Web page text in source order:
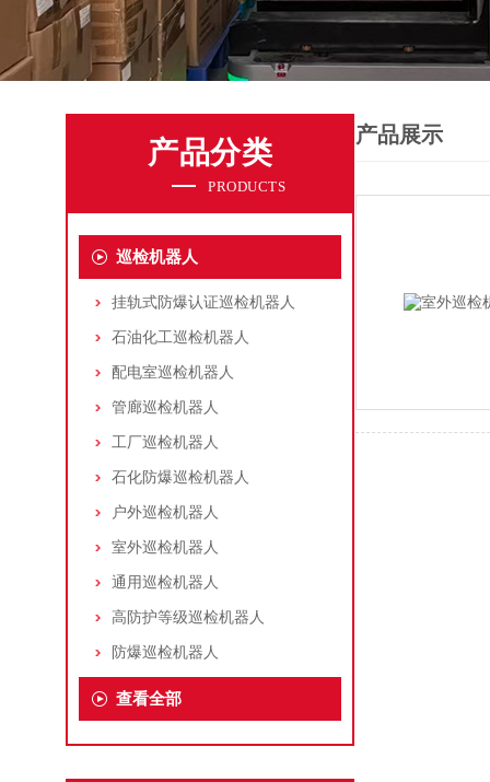
产品分类
PRODUCTS
巡检机器人
挂轨式防爆认证巡检机器人
石油化工巡检机器人
配电室巡检机器人
管廊巡检机器人
工厂巡检机器人
石化防爆巡检机器人
户外巡检机器人
室外巡检机器人
通用巡检机器人
高防护等级巡检机器人
防爆巡检机器人
查看全部
产品展示